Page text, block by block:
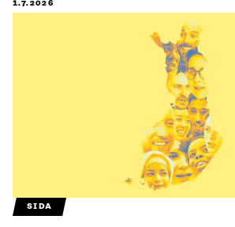
1.7.2026
SIDA